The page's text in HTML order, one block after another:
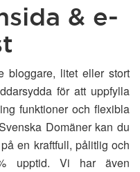
& e-
bloggare, litet eller stort
för att uppfylla
funktioner och flexibla
Domäner kan du
en kraftfull, pålitlig och
upptid. Vi har även